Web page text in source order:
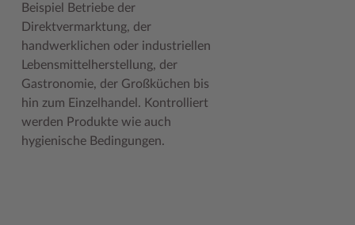
#MeinStormarn
Karrieretag
Beispiel Betriebe der
Direktvermarktung, der
handwerklichen oder industriellen
Lebensmittelherstellung, der
Gastronomie, der Großküchen bis
hin zum Einzelhandel. Kontrolliert
werden Produkte wie auch
hygienische Bedingungen.